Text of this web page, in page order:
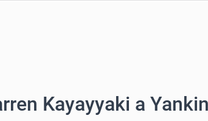
Kayayyaki a